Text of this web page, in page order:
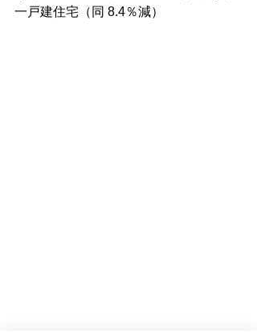
一戸建住宅（同 8.4％減）